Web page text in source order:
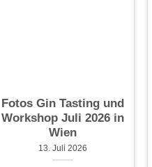
Fotos Gin Tasting und
Workshop Juli 2026 in
Wien
13. Juli 2026